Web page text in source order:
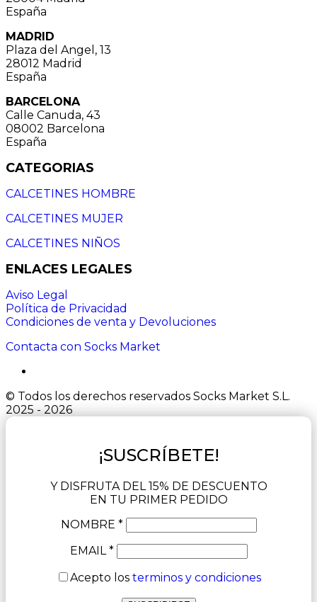
España
MADRID
Plaza del Angel, 13
28012 Madrid
España
BARCELONA
Calle Canuda, 43
08002 Barcelona
España
CATEGORIAS
CALCETINES HOMBRE
CALCETINES MUJER
CALCETINES NIÑOS
ENLACES LEGALES
Aviso Legal
Política de Privacidad
Condiciones de venta y Devoluciones
Contacta con Socks Market
© Todos los derechos reservados Socks Market S.L.
2025 - 2026
¡SUSCRÍBETE!
Y DISFRUTA DEL 15% DE DESCUENTO
EN TU PRIMER PEDIDO
NOMBRE *
EMAIL *
Acepto los terminos y condiciones